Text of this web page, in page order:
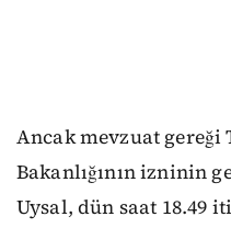
Ancak mevzuat gereği
Bakanlığının izninin
Uysal, dün saat 18.49